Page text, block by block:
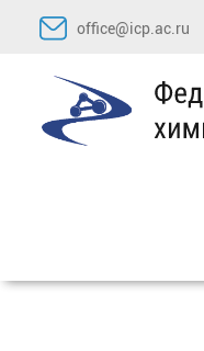
Перейти
содержимому
office@icp.ac.ru